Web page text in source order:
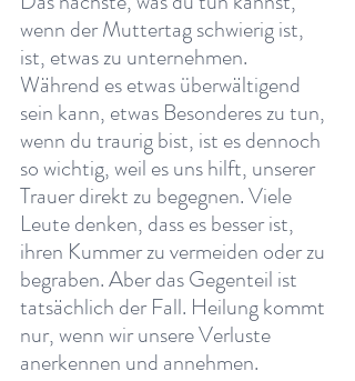
wenn der Muttertag schwierig ist,
ist, etwas zu unternehmen.
Während es etwas überwältigend
sein kann, etwas Besonderes zu tun,
wenn du traurig bist, ist es dennoch
so wichtig, weil es uns hilft, unserer
Trauer direkt zu begegnen. Viele
Leute denken, dass es besser ist,
ihren Kummer zu vermeiden oder zu
begraben. Aber das Gegenteil ist
tatsächlich der Fall. Heilung kommt
nur, wenn wir unsere Verluste
anerkennen und annehmen.